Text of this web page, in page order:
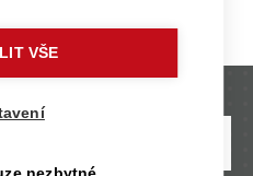
sensitive satellite
studies at the Faculty of
Pouzar set o
VŠE